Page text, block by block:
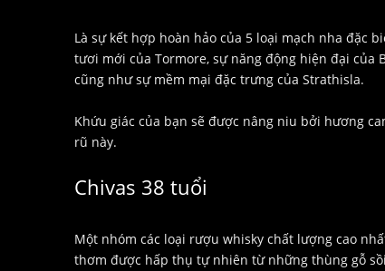
Là sự kết hợp hoàn hảo của 5 loại mạch nha đặc
tươi mới của Tormore, sự năng động hiện đại của
cũng như sự mềm mại đặc trưng của Strathisla.
Khứu giác của bạn sẽ được nâng niu bởi hương
rũ này.
Chivas 38 tuổi
Một nhóm các loại rượu whisky chất lượng cao
thơm được hấp thụ tự nhiên từ những thùng gỗ